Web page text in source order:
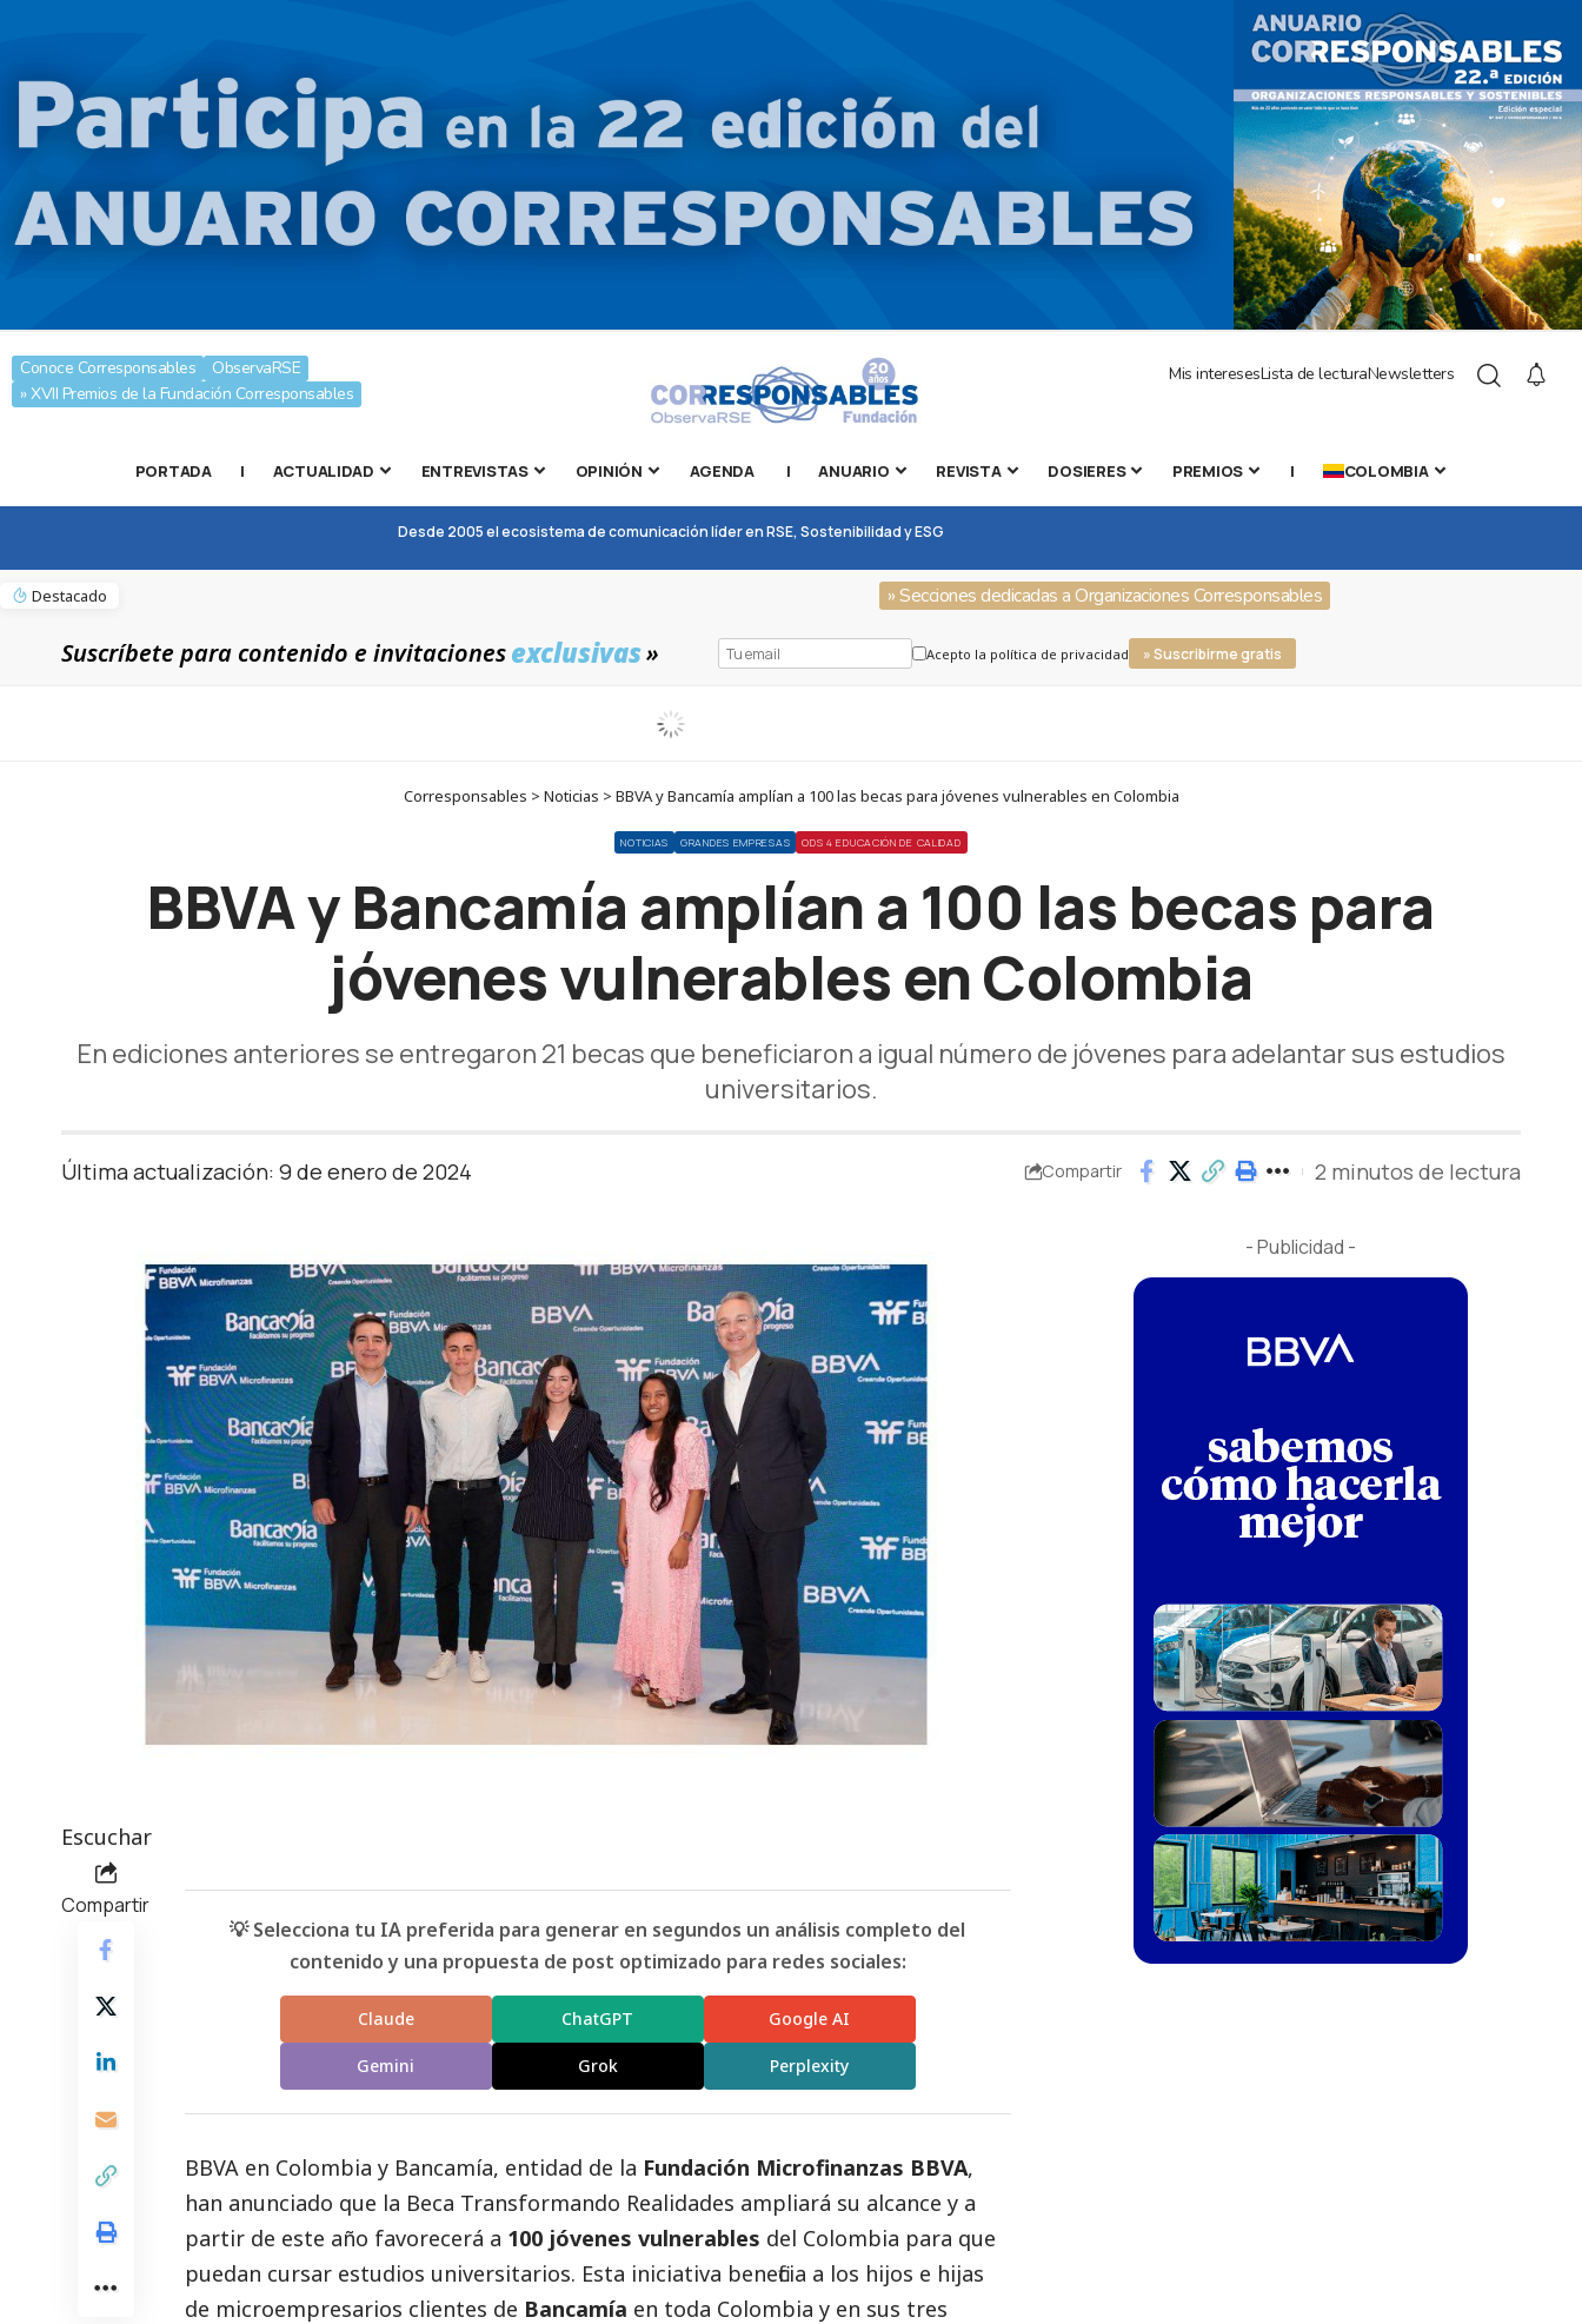
Conoce Corresponsables
ObservaRSE
» XVII Premios de la Fundación Corresponsables
Mis interesesLista de lecturaNewsletters
PORTADA | ACTUALIDAD ENTREVISTAS OPINIÓN AGENDA | ANUARIO REVISTA DOSIERES PREMIOS | COLOMBIA
Desde 2005 el ecosistema de comunicación líder en RSE, Sostenibilidad y ESG
Destacado » Secciones dedicadas a Organizaciones Corresponsables
Suscríbete para contenido e invitacionesexclusivas» Acepto la política de privacidad » Suscribirme gratis
Corresponsables > Noticias > BBVA y Bancamía amplían a 100 las becas para jóvenes vulnerables en Colombia
NOTICIAS GRANDES EMPRESAS ODS 4 EDUCACIÓN DE CALIDAD
BBVA y Bancamía amplían a 100 las becas para
jóvenes vulnerables en Colombia
En ediciones anteriores se entregaron 21 becas que beneficiaron a igual número de jóvenes para adelantar sus estudios
universitarios.
Última actualización: 9 de enero de 2024 Compartir 2 minutos de lectura
Escuchar
Compartir
💡 Selecciona tu IA preferida para generar en segundos un análisis completo del
contenido y una propuesta de post optimizado para redes sociales:
Claude ChatGPT Google AI
Gemini Grok Perplexity
BBVA en Colombia y Bancamía, entidad de la Fundación Microfinanzas BBVA,
han anunciado que la Beca Transformando Realidades ampliará su alcance y a
partir de este año favorecerá a 100 jóvenes vulnerables del Colombia para que
puedan cursar estudios universitarios. Esta iniciativa beneficia a los hijos e hijas
de microempresarios clientes de Bancamía en toda Colombia y en sus tres
- Publicidad -